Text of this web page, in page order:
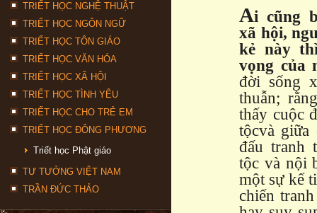
TRIẾT HỌC NGHỆ THUẬT
TRIẾT HỌC NGÔN NGỮ
TRIẾT HỌC TÔN GIÁO
TRIẾT HỌC VĂN HÓA
TRIẾT HỌC XÃ HỘI
TRIẾT HỌC TÌNH YÊU
TRIẾT HỌC CHO TRẺ EM
TRIẾT HỌC ĐÔNG PHƯƠNG
Triết học Phật giáo
TƯ TƯỞNG VIỆT NAM
TRẦN ĐỨC THẢO
Ai cũng
xã hội,
kẻ này
vọng của
đời sống
thuẫn;
thấy cuộc
tộcvà giữa
đấu tranh
tộc và nội
một sự kế
chiến